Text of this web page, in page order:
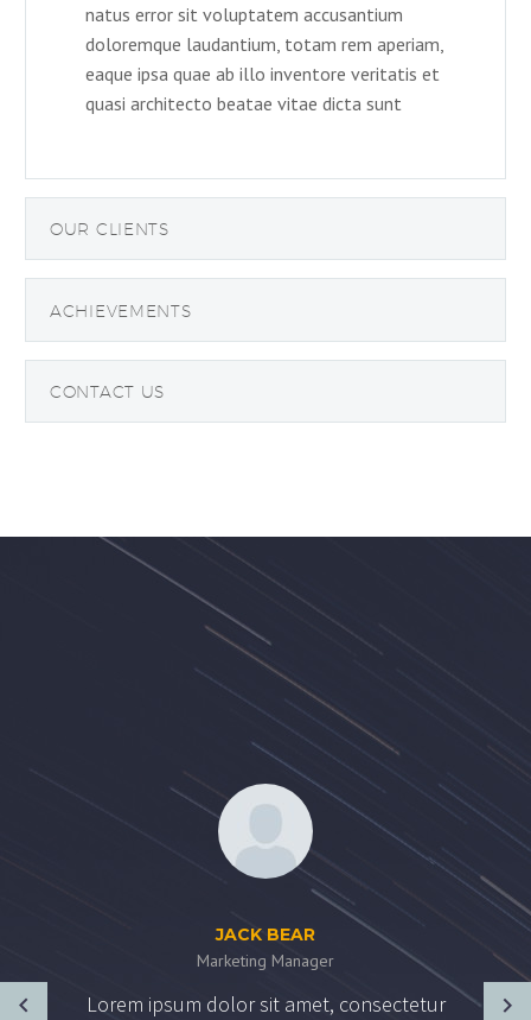
natus error sit voluptatem accusantium
doloremque laudantium, totam rem aperiam,
eaque ipsa quae ab illo inventore veritatis et
quasi architecto beatae vitae dicta sunt
OUR CLIENTS
ACHIEVEMENTS
CONTACT US
JACK BEAR
Marketing Manager
Lorem ipsum dolor sit amet, consectetur